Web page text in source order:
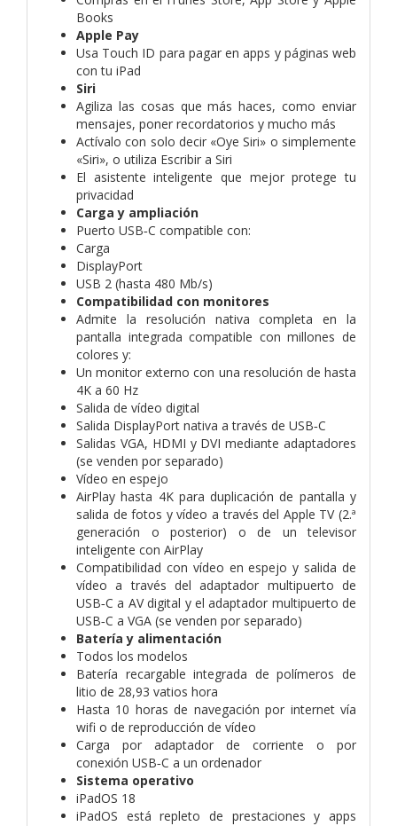
Books
Apple Pay
Usa Touch ID para pagar en apps y páginas web
con tu iPad
Siri
Agiliza las cosas que más haces, como enviar
mensajes, poner recordatorios y mucho más
Actívalo con solo decir «Oye Siri» o simplemente
«Siri», o utiliza Escribir a Siri
El asistente inteligente que mejor protege tu
privacidad
Carga y ampliación
Puerto USB‑C compatible con:
Carga
DisplayPort
USB 2 (hasta 480 Mb/s)
Compatibilidad con monitores
Admite la resolución nativa completa en la
pantalla integrada compatible con millones de
colores y:
Un monitor externo con una resolución de hasta
4K a 60 Hz
Salida de vídeo digital
Salida DisplayPort nativa a través de USB‑C
Salidas VGA, HDMI y DVI mediante adaptadores
(se venden por separado)
Vídeo en espejo
AirPlay hasta 4K para duplicación de pantalla y
salida de fotos y vídeo a través del Apple TV (2.ª
generación o posterior) o de un televisor
inteligente con AirPlay
Compatibilidad con vídeo en espejo y salida de
vídeo a través del adaptador multipuerto de
USB‑C a AV digital y el adaptador multipuerto de
USB‑C a VGA (se venden por separado)
Batería y alimentación
Todos los modelos
Batería recargable integrada de polímeros de
litio de 28,93 vatios hora
Hasta 10 horas de navegación por internet vía
wifi o de reproducción de vídeo
Carga por adaptador de corriente o por
conexión USB‑C a un ordenador
Sistema operativo
iPadOS 18
iPadOS está repleto de prestaciones y apps